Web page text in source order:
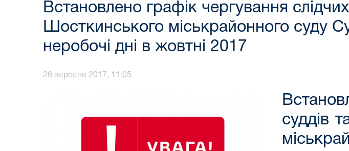
Встановлено графік чергування
Шосткинського міськрайонного суду
неробочі дні в жовтні 2017
26 вересня 2017, 11:05
суддів